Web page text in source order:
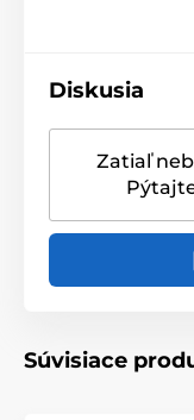
Diskusia
Zatiaľ
Súvisiace